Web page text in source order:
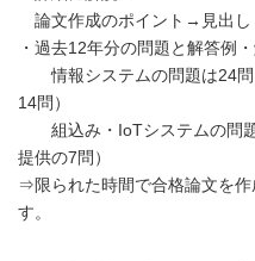
論文作成のポイント→見出し
・過去12年分の問題と解答例
情報システムの問題は24問
14問）
組込み・IoTシステムの問題
提供の7問）
⇒限られた時間で合格論文を
す。